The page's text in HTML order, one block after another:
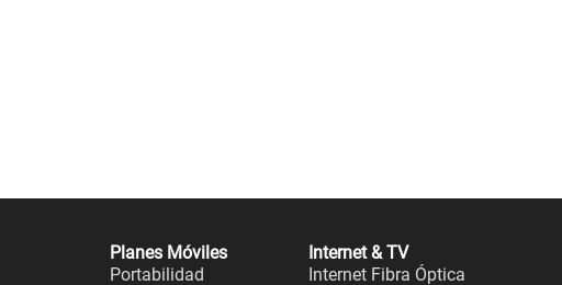
Planes Móviles
Portabilidad
Internet & TV
Internet Fibra Óptica